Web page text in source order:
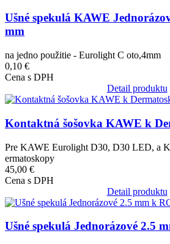
Ušné spekulá KAWE
mm
na jedno použitie - Eurolight C oto,4mm
0,10 €
Cena s DPH
Detail produktu
Obrázok
Kontaktná šošovka KAWE k
Pre KAWE Eurolight D30, D30 LED, a
ermatoskopy
45,00 €
Cena s DPH
Detail produktu
Obrázok
Ušné spekulá Jednorázové 2.5